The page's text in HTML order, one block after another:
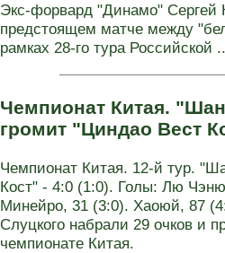
Экс-форвард "Динамо" Сергей
предстоящем матче между
рамках 28-го тура Российской
Чемпионат Китая.
громит "Циндао Вест
Чемпионат Китая. 12-й тур.
Кост" - 4:0 (1:0). Голы: Лю
Минейро, 31 (3:0). Хаоюй, 87
Слуцкого набрали 29 очков и
чемпионате Китая.